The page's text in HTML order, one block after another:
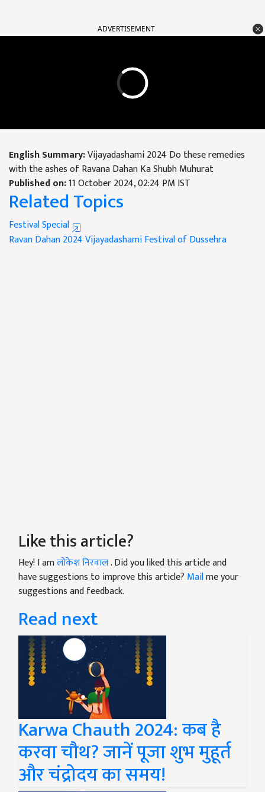
ADVERTISEMENT
English Summary:Vijayadashami 2024 Do these remedies
with the ashes of Ravana Dahan Ka Shubh Muhurat
Published on:11 October 2024, 02:24 PM IST
Related Topics
Festival Special
Ravan Dahan 2024VijayadashamiFestival of Dussehra
Like this article?
Hey! I amलोकेश निरवाल. Did you liked this article and
have suggestions to improve this article? Mailme your
suggestions and feedback.
Read next
Karwa Chauth 2024: कब है
करवा चौथ? जानें पूजा शुभ मुहूर्त
और चंद्रोदय का समय!